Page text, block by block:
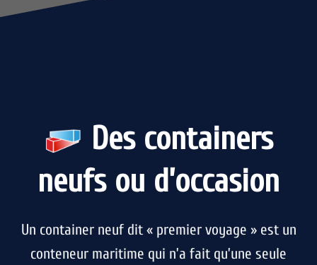
Des containers
neufs ou d’occasion
Un container neuf dit « premier voyage » est un
conteneur maritime qui n’a fait qu’une seule